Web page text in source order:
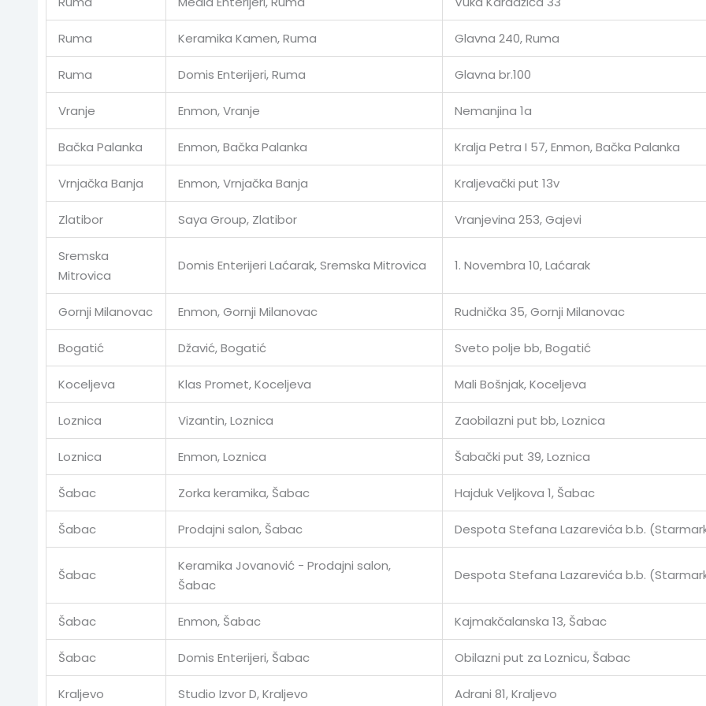
Ruma Keramika Kamen, Ruma Glavna 240, Ruma
Ruma Domis Enterijeri, Ruma Glavna br.100
Vranje Enmon, Vranje Nemanjina 1a
Bačka Palanka Enmon, Bačka Palanka Kralja Petra I 57, Enmon, Bačka Palanka
Vrnjačka Banja Enmon, Vrnjačka Banja Kraljevački put 13v
Zlatibor Saya Group, Zlatibor Vranjevina 253, Gajevi
Sremska
Mitrovica
Domis Enterijeri Laćarak, Sremska Mitrovica 1. Novembra 10, Laćarak
Gornji Milanovac Enmon, Gornji Milanovac Rudnička 35, Gornji Milanovac
Bogatić Džavić, Bogatić Sveto polje bb, Bogatić
Koceljeva Klas Promet, Koceljeva Mali Bošnjak, Koceljeva
Loznica Vizantin, Loznica Zaobilazni put bb, Loznica
Loznica Enmon, Loznica Šabački put 39, Loznica
Šabac Zorka keramika, Šabac Hajduk Veljkova 1, Šabac
Šabac Prodajni salon, Šabac Despota Stefana Lazarevića b.b.
Šabac
Keramika Jovanović - Prodajni salon,
Šabac
Despota Stefana Lazarevića b.b.
Šabac Enmon, Šabac Kajmakčalanska 13, Šabac
Šabac Domis Enterijeri, Šabac Obilazni put za Loznicu, Šabac
Kraljevo Studio Izvor D, Kraljevo Adrani 81, Kraljevo